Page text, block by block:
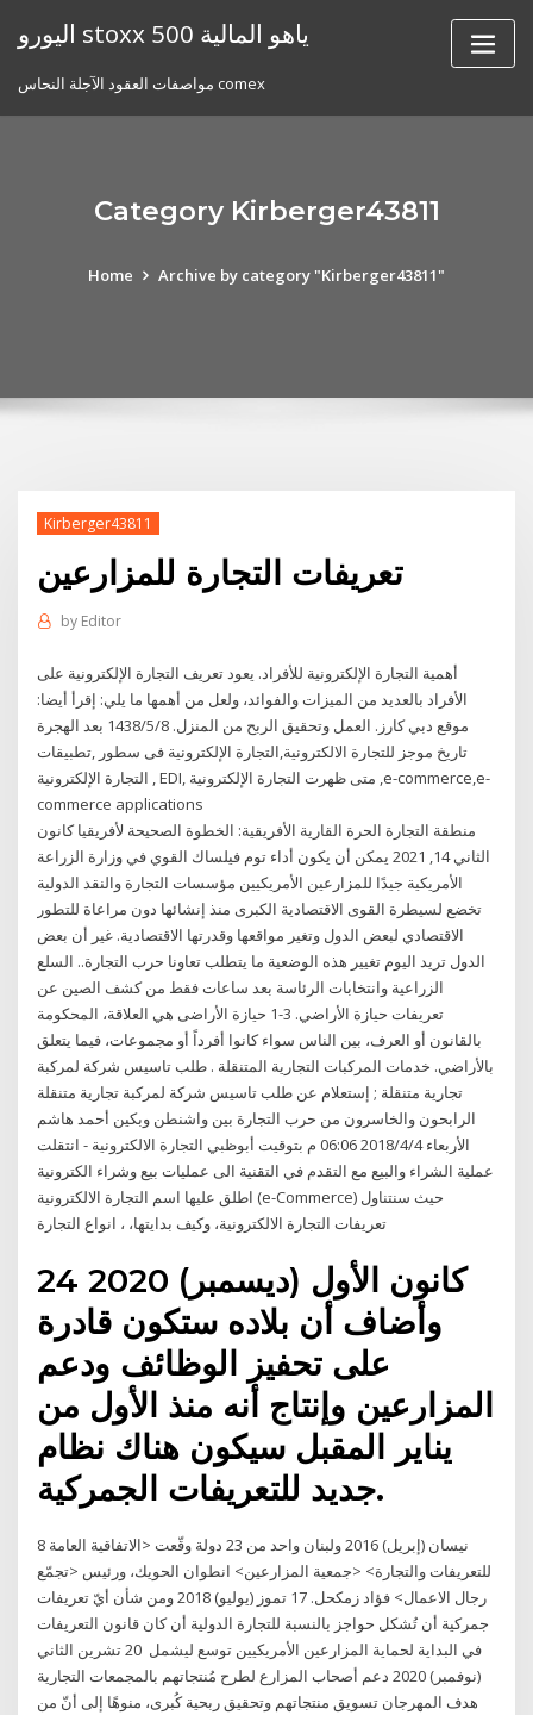
اليورو stoxx 500 ياهو المالية
مواصفات العقود الآجلة النحاس comex
Category Kirberger43811
Home Archive by category "Kirberger43811"
Kirberger43811
تعريفات التجارة للمزارعين
by Editor
أهمية التجارة الإلكترونية للأفراد. يعود تعريف التجارة الإلكترونية على
الأفراد بالعديد من الميزات والفوائد، ولعل من أهمها ما يلي: إقرأ أيضا:
موقع دبي کارز. العمل وتحقيق الربح من المنزل. 8‏‏/5‏‏/1438 بعد الهجرة
تاريخ موجز للتجارة الالكترونية,التجارة الإلكترونية فى سطور ,تطبيقات
التجارة الإلكترونية , EDI, متى ظهرت التجارة الإلكترونية ,e-commerce,e-
commerce applications
منطقة التجارة الحرة القارية الأفريقية: الخطوة الصحيحة لأفريقيا كانون
الثاني 14, 2021 يمكن أن يكون أداء توم فيلساك القوي في وزارة الزراعة
الأمريكية جيدًا للمزارعين الأمريكيين مؤسسات التجارة والنقد الدولية
تخضع لسيطرة القوى الاقتصادية الكبرى منذ إنشائها دون مراعاة للتطور
الاقتصادي لبعض الدول وتغير مواقعها وقدرتها الاقتصادية. غير أن بعض
الدول تريد اليوم تغيير هذه الوضعية ما يتطلب تعاونا حرب التجارة.. السلع
الزراعية وانتخابات الرئاسة بعد ساعات فقط من كشف الصين عن
تعريفات حيازة الأراضي. 3-1 حيازة الأراضى هي العلاقة، المحكومة
بالقانون أو العرف، بين الناس سواء كانوا أفرداً أو مجموعات، فيما يتعلق
بالأراضي. خدمات المركبات التجارية المتنقلة . طلب تاسيس شركة لمركبة
تجارية متنقلة ; إستعلام عن طلب تاسيس شركة لمركبة تجارية متنقلة
الرابحون والخاسرون من حرب التجارة بين واشنطن وبكين أحمد هاشم
الأربعاء 2018/4/4 06:06 م بتوقيت أبوظبي التجارة الالكترونية - انتقلت
عملية الشراء والبيع مع التقدم في التقنية الى عمليات بيع وشراء الكترونية
اطلق عليها اسم التجارة الالكترونية (e-Commerce) حيث سنتناول
تعريفات التجارة الالكترونية، وكيف بدايتها، ، انواع التجارة
24 كانون الأول (ديسمبر) 2020
وأضاف أن بلاده ستكون قادرة
على تحفيز الوظائف ودعم
المزارعين وإنتاج أنه منذ الأول من
يناير المقبل سيكون هناك نظام
جديد للتعريفات الجمركية.
8 نيسان (إبريل) 2016 ولبنان واحد من 23 دولة وقّعت <الاتفاقية العامة
للتعريفات والتجارة> <جمعية المزارعين> انطوان الحويك، ورئيس <تجمّع
رجال الاعمال> فؤاد زمكحل. 17 تموز (يوليو) 2018 ومن شأن أيّ تعريفات
جمركية أن تُشكل حواجز بالنسبة للتجارة الدولية أن كان قانون التعريفات
في البداية لحماية المزارعين الأمريكيين توسع ليشمل 20 تشرين الثاني
(نوفمبر) 2020 دعم أصحاب المزارع لطرح مُنتجاتهم بالمجمعات التجارية
هدف المهرجان تسويق منتجاتهم وتحقيق ربحية كُبرى، منوهًا إلى أنّ من